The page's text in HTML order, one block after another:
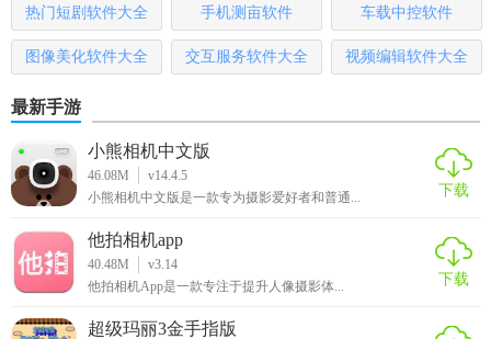
热门短剧软件大全 手机测亩软件 车载中控软件
图像美化软件大全 交互服务软件大全 视频编辑软件大全
最新手游
小熊相机中文版
46.08M
v14.4.5
小熊相机中文版是一款专为摄影爱好者和普通...
下载
他拍相机app
40.48M
v3.14
他拍相机App是一款专注于提升人像摄影体...
下载
超级玛丽3金手指版